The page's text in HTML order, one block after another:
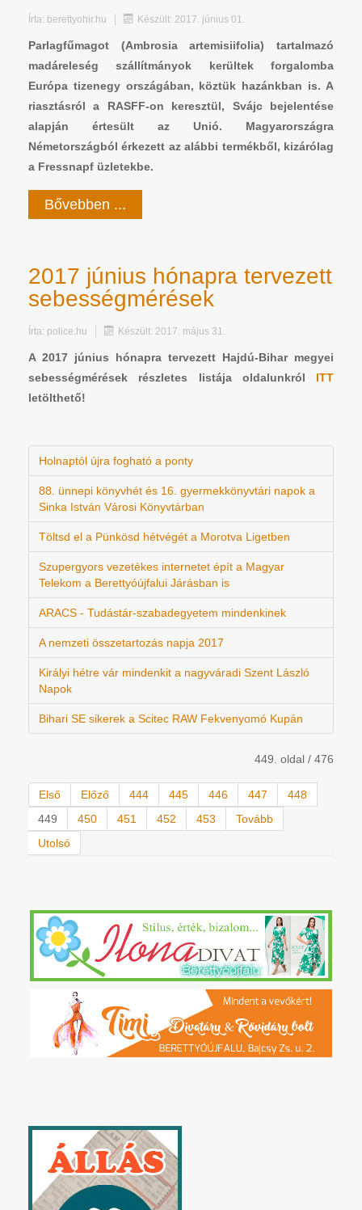
Írta: berettyohir.hu Készült: 2017. június 01.
Parlagfűmagot (Ambrosia artemisiifolia) tartalmazó
madáreleség szállítmányok kerültek forgalomba
Európa tizenegy országában, köztük hazánkban is. A
riasztásról a RASFF-on keresztül, Svájc bejelentése
alapján értesült az Unió. Magyarországra
Németországból érkezett az alábbi termékből, kizárólag
a Fressnapf üzletekbe.
Bővebben ...
2017 június hónapra tervezett
sebességmérések
Írta: police.hu Készült: 2017. május 31.
A 2017 június hónapra tervezett Hajdú-Bihar megyei
sebességmérések részletes listája oldalunkról ITT
letölthető!
Holnaptól újra fogható a ponty
88. ünnepi könyvhét és 16. gyermekkönyvtári napok a
Sinka István Városi Könyvtárban
Töltsd el a Pünkösd hétvégét a Morotva Ligetben
Szupergyors vezetékes internetet épít a Magyar
Telekom a Berettyóújfalui Járásban is
ARACS - Tudástár-szabadegyetem mindenkinek
A nemzeti összetartozás napja 2017
Királyi hétre vár mindenkit a nagyváradi Szent László
Napok
Bihari SE sikerek a Scitec RAW Fekvenyomó Kupán
449. oldal / 476
Első Előző 444 445 446 447
448
449
450 451 452 453
Tovább
Utolsó